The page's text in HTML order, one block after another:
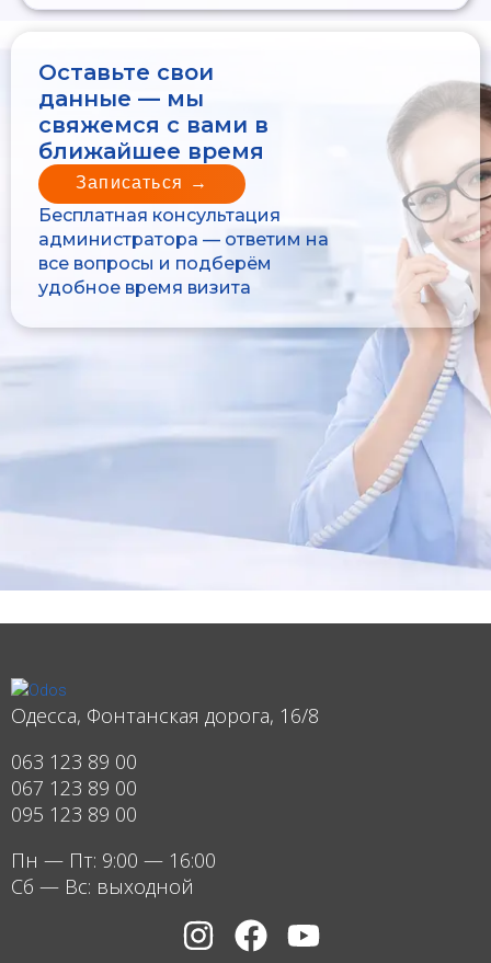
Оставьте свои
данные — мы
свяжемся с вами в
ближайшее время
Записаться →
Бесплатная консультация
администратора — ответим на
все вопросы и подберём
удобное время визита
Одесса, Фонтанская дорога, 16/8
063 123 89 00
067 123 89 00
095 123 89 00
Пн — Пт: 9:00 — 16:00
Сб — Вс: выходной